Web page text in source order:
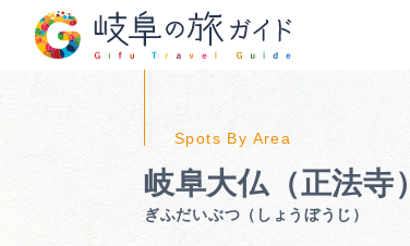
岐阜大仏（正法寺）
ぎふだいぶつ（しょうぼうじ）